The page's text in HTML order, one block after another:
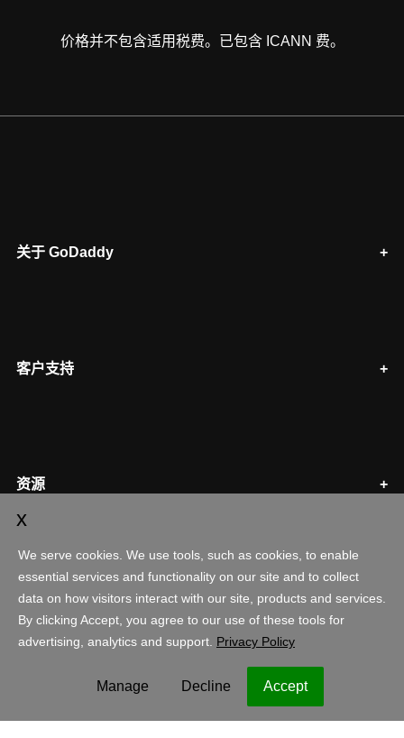
价格并不包含适用税费。已包含 ICANN 费。
关于 GoDaddy
客户支持
资源
合作伙伴计划